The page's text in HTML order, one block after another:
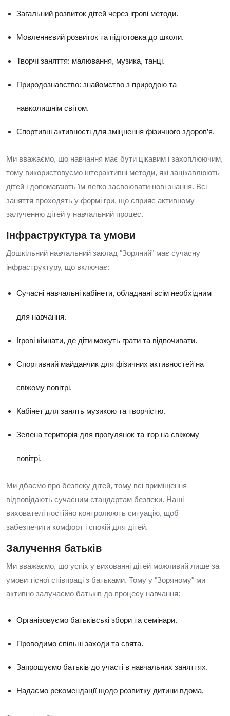
Загальний розвиток дітей через ігрові методи.
Мовленнєвий розвиток та підготовка до школи.
Творчі заняття: малювання, музика, танці.
Природознавство: знайомство з природою та
навколишнім світом.
Спортивні активності для зміцнення фізичного здоров’я.
Ми вважаємо, що навчання має бути цікавим і захоплюючим,
тому використовуємо інтерактивні методи, які зацікавлюють
дітей і допомагають їм легко засвоювати нові знання. Всі
заняття проходять у формі гри, що сприяє активному
залученню дітей у навчальний процес.
Інфраструктура та умови
Дошкільний навчальний заклад "Зоряний" має сучасну
інфраструктуру, що включає:
Сучасні навчальні кабінети, обладнані всім необхідним
для навчання.
Ігрові кімнати, де діти можуть грати та відпочивати.
Спортивний майданчик для фізичних активностей на
свіжому повітрі.
Кабінет для занять музикою та творчістю.
Зелена територія для прогулянок та ігор на свіжому
повітрі.
Ми дбаємо про безпеку дітей, тому всі приміщення
відповідають сучасним стандартам безпеки. Наші
вихователі постійно контролюють ситуацію, щоб
забезпечити комфорт і спокій для дітей.
Залучення батьків
Ми вважаємо, що успіх у вихованні дітей можливий лише за
умови тісної співпраці з батьками. Тому у "Зоряному" ми
активно залучаємо батьків до процесу навчання:
Організовуємо батьківські збори та семінари.
Проводимо спільні заходи та свята.
Запрошуємо батьків до участі в навчальних заняттях.
Надаємо рекомендації щодо розвитку дитини вдома.